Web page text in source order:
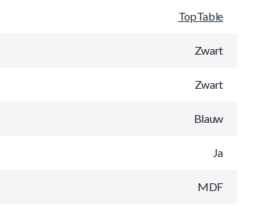
TopTable
Zwart
Zwart
Blauw
Ja
MDF